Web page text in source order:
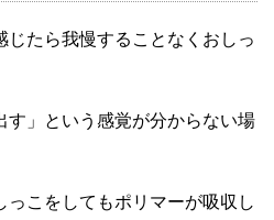
たら我慢することなくおしっ
す」という感覚が分からない場
こをしてもポリマーが吸収し